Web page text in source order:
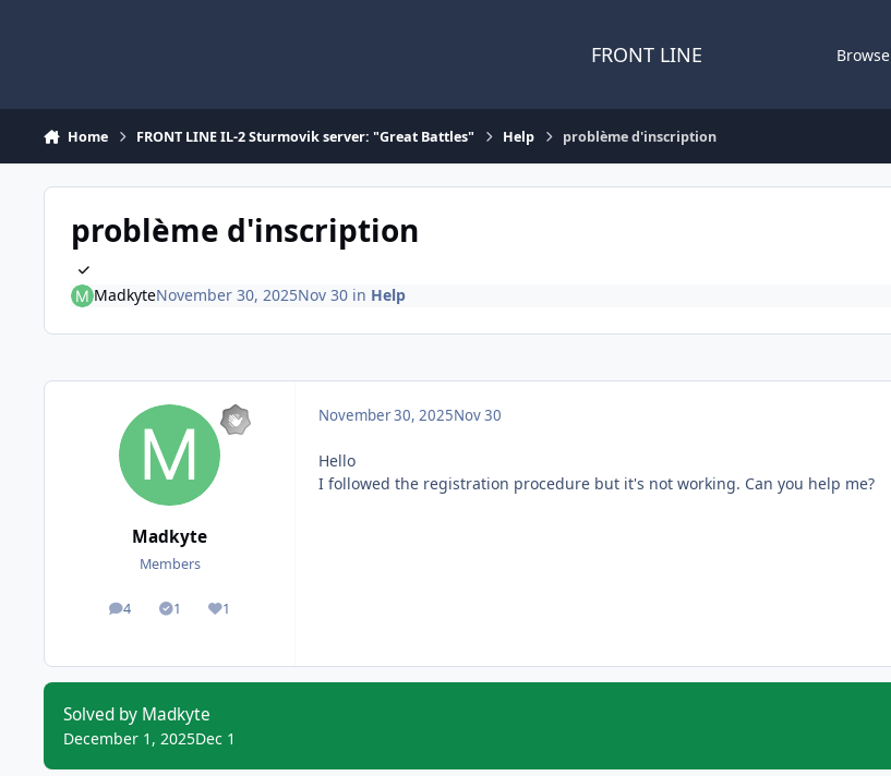
FRONT LINE Browse
Home FRONT LINE IL-2 Sturmovik server: "Great Battles" Help problème d'inscription
problème d'inscription
MadkyteNovember 30, 2025Nov 30in Help
Madkyte
Members
4
posts 1
Solutions
1
Reputation
November 30, 2025Nov 30
Hello
I followed the registration procedure but it's not working. Can you help me?
Solved by Madkyte
December 1, 2025Dec 1